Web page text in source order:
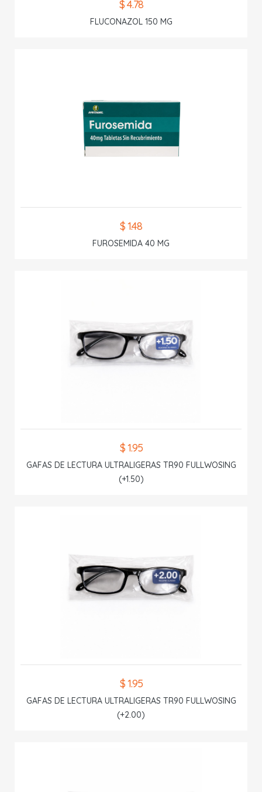
$ 4.78
FLUCONAZOL 150 MG
$ 1.48
FUROSEMIDA 40 MG
$ 1.95
GAFAS DE LECTURA ULTRALIGERAS TR90 FULLWOSING
(+1.50)
$ 1.95
GAFAS DE LECTURA ULTRALIGERAS TR90 FULLWOSING
(+2.00)